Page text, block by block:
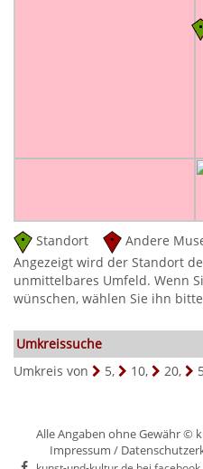
Standort
Andere
Angezeigt wird der Standort
unmittelbares Umfeld. Wenn
wünschen, wählen Sie ihn
Umkreissuche
Umkreis von
5, 10, 20,
Alle Angaben ohne Gewähr ©
Impressum /